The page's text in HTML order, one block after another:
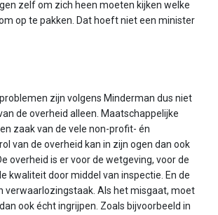
zelf om zich heen moeten kijken welke
op te pakken. Dat hoeft niet een minister
zijn volgens Minderman dus niet
de overheid alleen. Maatschappelijke
zaak van de vele non-profit- én
van de overheid kan in zijn ogen dan ook
overheid is er voor de wetgeving, voor de
kwaliteit door middel van inspectie. En de
verwaarlozingstaak. Als het misgaat, moet
ook écht ingrijpen. Zoals bijvoorbeeld in